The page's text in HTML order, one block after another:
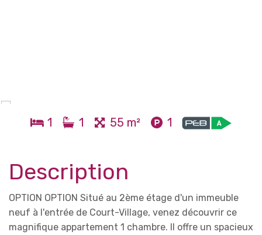
1 1 55 m² 1
Description
OPTION OPTION Situé au 2ème étage d'un immeuble
neuf à l'entrée de Court-Village, venez découvrir ce
magnifique appartement 1 chambre. Il offre un spacieux